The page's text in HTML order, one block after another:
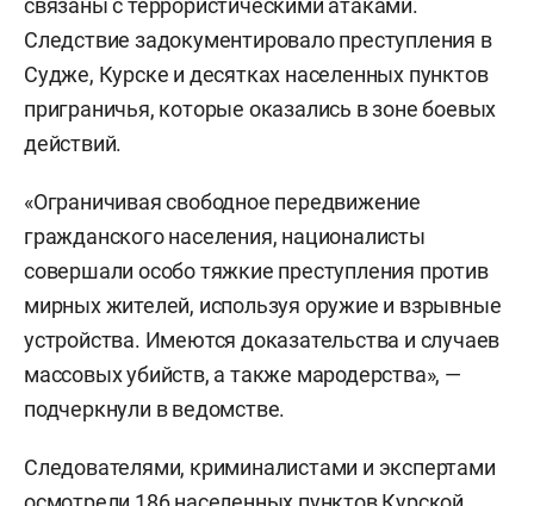
Следствие задокументировало преступления в
Судже, Курске и десятках населенных пунктов
приграничья, которые оказались в зоне боевых
действий.
«Ограничивая свободное передвижение
гражданского населения, националисты
совершали особо тяжкие преступления против
мирных жителей, используя оружие и взрывные
устройства. Имеются доказательства и случаев
массовых убийств, а также мародерства», —
подчеркнули в ведомстве.
Следователями, криминалистами и экспертами